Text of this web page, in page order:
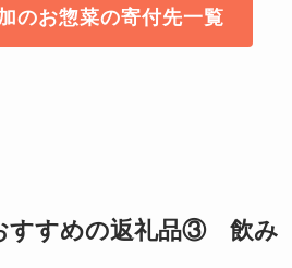
のお惣菜の寄付先一覧
すすめの返礼品③ 飲み